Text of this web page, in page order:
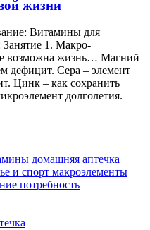
жизни
Витамины для
1. Макро-
возможна жизнь… Магний
дефицит. Сера – элемент
Цинк – как сохранить
долголетия.
домашняя аптечка
и спорт макроэлементы
потребность